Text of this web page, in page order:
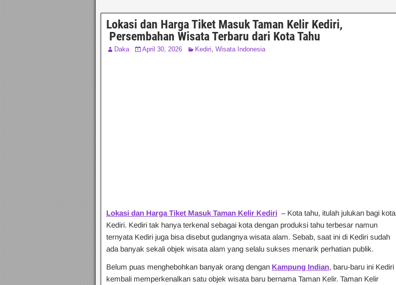
Lokasi dan Harga Tiket Masuk Taman Kelir Kediri,
Persembahan Wisata Terbaru dari Kota Tahu
Daka April 30, 2026 Kediri, Wisata Indonesia
Lokasi dan Harga Tiket Masuk Taman Kelir Kediri – Kota tahu, itulah julukan bagi kota
Kediri. Kediri tak hanya terkenal sebagai kota dengan produksi tahu terbesar namun
ternyata Kediri juga bisa disebut gudangnya wisata alam. Sebab, saat ini di Kediri sudah
ada banyak sekali objek wisata alam yang selalu sukses menarik perhatian publik.
Belum puas menghebohkan banyak orang dengan Kampung Indian, baru-baru ini Kediri
kembali memperkenalkan satu objek wisata baru bernama Taman Kelir. Taman Kelir